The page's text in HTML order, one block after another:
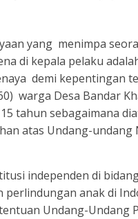
yang menimpa
di kepala pelaku
demi kepentingan
warga Desa Bandar
tahun sebagaimana
atas Undang-undang
independen di
anak di
Undang-Undang